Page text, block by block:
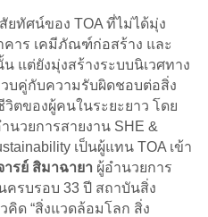
ยทัศน์ของ TOA ที่ไม่ได้มุ่ง
คาร เคมีภัณฑ์ก่อสร้าง และ
แต่ยังมุ่งสร้างระบบนิเวศทาง
บคู่กับความรับผิดชอบต่อสิ่ง
ตของผู้คนในระยะยาว โดย
นวยการสายงาน SHE &
เป็นผู้แทน TOA เข้า
ารย์ สิมาฉายา ผู้อำนวยการ
ครบรอบ 33 ปี สถาบันสิ่ง
คิด “สิ่งแวดล้อมโลก สิ่ง